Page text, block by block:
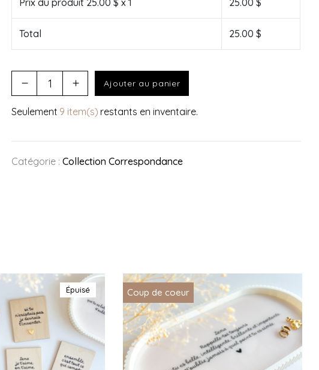
Prix du produit 25.00 $ x 1 25.00 $
Total 25.00 $
Ajouter au panier
Seulement 9 item(s) restants en inventaire.
Catégorie :Collection Correspondance
Épuisé Coup de coeur